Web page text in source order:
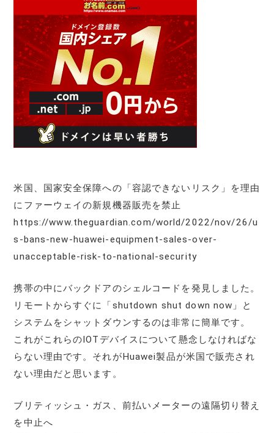
米国、国家安全保障への「容認できないリスク」を理由
にファーウェイの新規機器販売を禁止
https://www.theguardian.com/world/2022/nov/26/u
s-bans-new-huawei-equipment-sales-over-
unacceptable-risk-to-national-security
携帯の中にバックドアのシェルコードを発見しました。
リモートからすぐに「shutdown shut down now」と
システムをシャットダウンするのは非常に簡単です。
これがこれらのIOTデバイスについて懸念しなければな
らない理由です。それがHuawei製品が米国で販売され
ない理由だと思います。
ブリティッシュ・ガス、前払いメーターの遠隔切り替え
を中止へ